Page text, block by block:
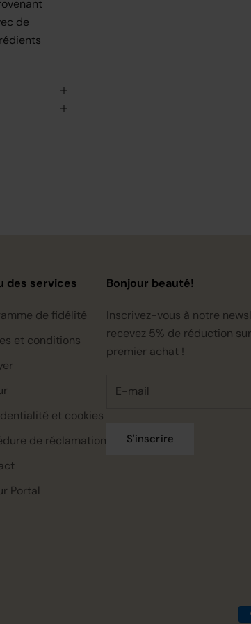
de
des services
de fidélité
et conditions
et cookies
de réclamation
Portal
Bonjour beauté!
Inscrivez-vous à notre
recevez 5% de réduction
premier achat !
S'inscrire
classic conditioner mini,
€7.95
classic shampoo mini,
€7.95
color full shampoo mini,
€7.95